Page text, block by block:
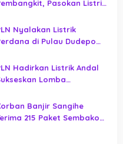
Pasokan Listrik
Nyalakan Listrik
di Pulau Dudepo
Desa Berlistrik
Gorontalo
Hadirkan Listrik Andal
Lomba
di Sangihe
Banjir Sangihe
215 Paket Sembako